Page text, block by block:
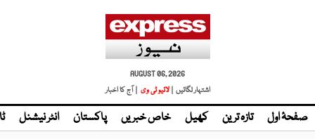
AUGUST 06, 2026
اشتہار لگائیں | لائیو ٹی وی | آج کا اخبار
صفحۂ اول تازہ ترین کھیل خاص خبریں پاکستان انٹر نیشنل